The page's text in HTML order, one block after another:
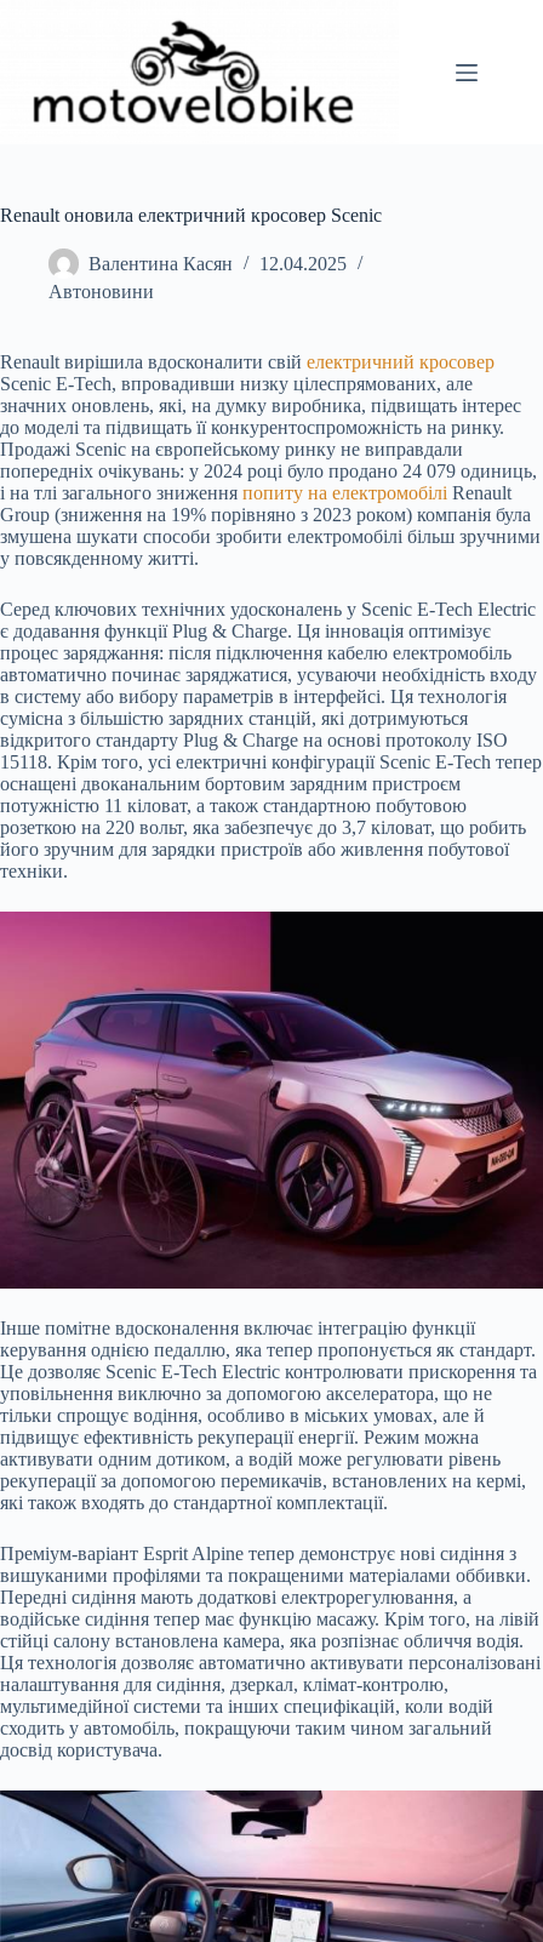
Renault оновила електричний кросовер Scenic
Валентина Касян
12.04.2025
Автоновини
Renault вирішила вдосконалити свій електричний кросовер
Scenic E-Tech, впровадивши низку цілеспрямованих, але
значних оновлень, які, на думку виробника, підвищать інтерес
до моделі та підвищать її конкурентоспроможність на ринку.
Продажі Scenic на європейському ринку не виправдали
попередніх очікувань: у 2024 році було продано 24 079 одиниць,
і на тлі загального зниження попиту на електромобілі Renault
Group (зниження на 19% порівняно з 2023 роком) компанія була
змушена шукати способи зробити електромобілі більш зручними
у повсякденному житті.
Серед ключових технічних удосконалень у Scenic E-Tech Electric
є додавання функції Plug & Charge. Ця інновація оптимізує
процес заряджання: після підключення кабелю електромобіль
автоматично починає заряджатися, усуваючи необхідність входу
в систему або вибору параметрів в інтерфейсі. Ця технологія
сумісна з більшістю зарядних станцій, які дотримуються
відкритого стандарту Plug & Charge на основі протоколу ISO
15118. Крім того, усі електричні конфігурації Scenic E-Tech тепер
оснащені двоканальним бортовим зарядним пристроєм
потужністю 11 кіловат, а також стандартною побутовою
розеткою на 220 вольт, яка забезпечує до 3,7 кіловат, що робить
його зручним для зарядки пристроїв або живлення побутової
техніки.
Інше помітне вдосконалення включає інтеграцію функції
керування однією педаллю, яка тепер пропонується як стандарт.
Це дозволяє Scenic E-Tech Electric контролювати прискорення та
уповільнення виключно за допомогою акселератора, що не
тільки спрощує водіння, особливо в міських умовах, але й
підвищує ефективність рекуперації енергії. Режим можна
активувати одним дотиком, а водій може регулювати рівень
рекуперації за допомогою перемикачів, встановлених на кермі,
які також входять до стандартної комплектації.
Преміум-варіант Esprit Alpine тепер демонструє нові сидіння з
вишуканими профілями та покращеними матеріалами оббивки.
Передні сидіння мають додаткові електрорегулювання, а
водійське сидіння тепер має функцію масажу. Крім того, на лівій
стійці салону встановлена камера, яка розпізнає обличчя водія.
Ця технологія дозволяє автоматично активувати персоналізовані
налаштування для сидіння, дзеркал, клімат-контролю,
мультимедійної системи та інших специфікацій, коли водій
сходить у автомобіль, покращуючи таким чином загальний
досвід користувача.